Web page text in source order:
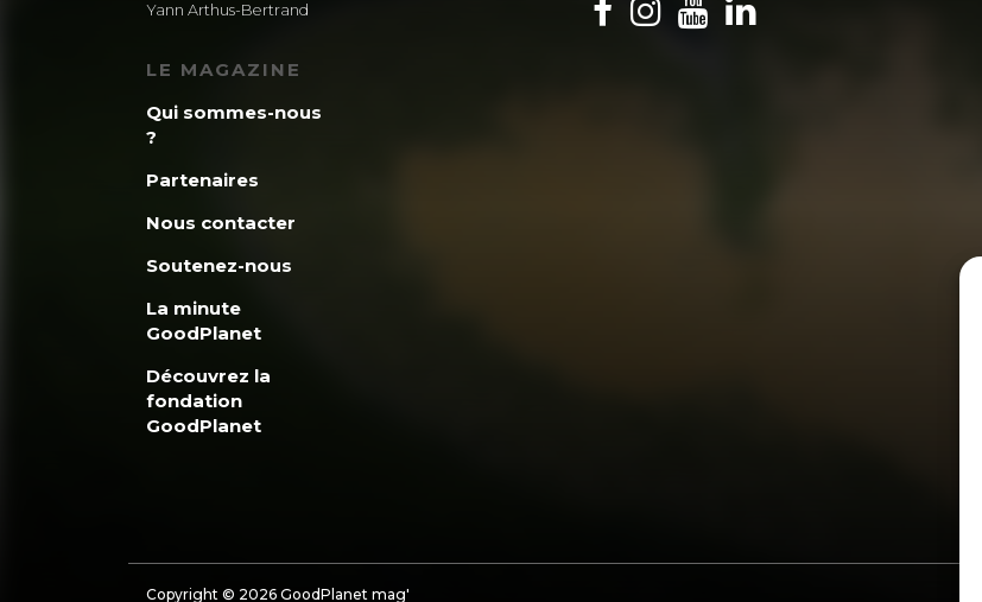
Yann Arthus-Bertrand
LE MAGAZINE
Qui sommes-nous
?
Partenaires
Nous contacter
Soutenez-nous
La minute
GoodPlanet
Découvrez la
fondation
GoodPlanet
Copyright © 2026 GoodPlanet mag'